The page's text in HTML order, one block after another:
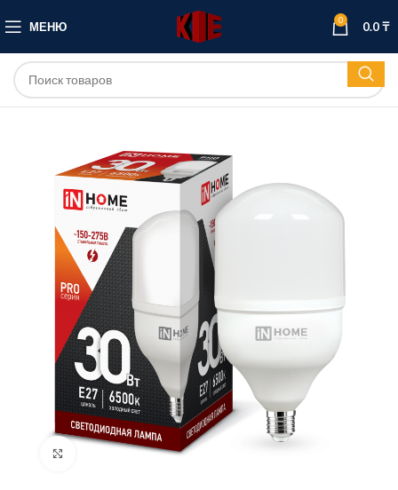
МЕНЮ 0 0.0₸
Нажмите, чтобы увеличить